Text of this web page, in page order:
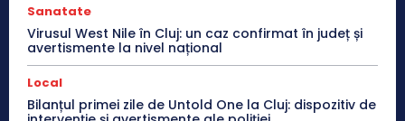
Sanatate
Virusul West Nile în Cluj: un caz confirmat în județ și
avertismente la nivel național
Local
Bilanțul primei zile de Untold One la Cluj: dispozitiv de